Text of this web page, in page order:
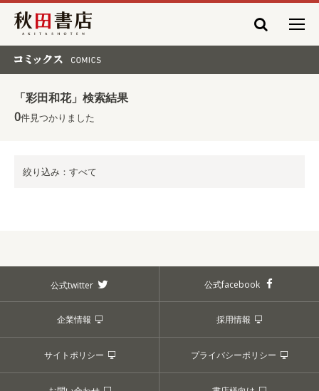
秋田書店
「彩田和花」検索結果
0件見つかりました
絞り込み：すべて
公式twitter 公式facebook
企業情報 採用情報
サイトポリシー プライバシーポリシー